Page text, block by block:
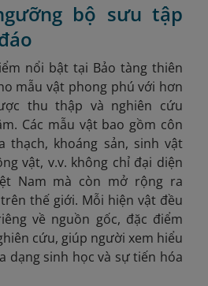
bộ sưu tập
nổi bật tại Bảo tàng thiên
mẫu vật phong phú với hơn
thu thập và nghiên cứu
Các mẫu vật bao gồm côn
thạch, khoáng sản, sinh vật
vật, v.v. không chỉ đại diện
Nam mà còn mở rộng ra
thế giới. Mỗi hiện vật đều
về nguồn gốc, đặc điểm
cứu, giúp người xem hiểu
dạng sinh học và sự tiến hóa